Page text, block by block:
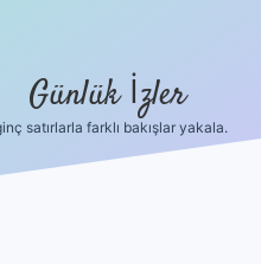
Günlük İzler
satırlarla farklı bakışlar yakala.